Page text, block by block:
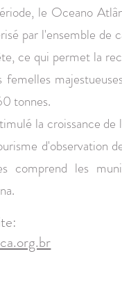
le Oceano
par l'ensemble de
ce qui permet la
femelles
tonnes.
la croissance de
d'observation
comprend les